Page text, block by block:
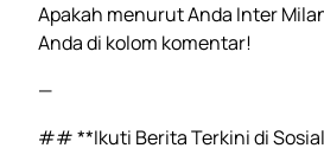
Apakah menurut Anda Inter
Anda di kolom komentar!
—
## **Ikuti Berita Terkini di